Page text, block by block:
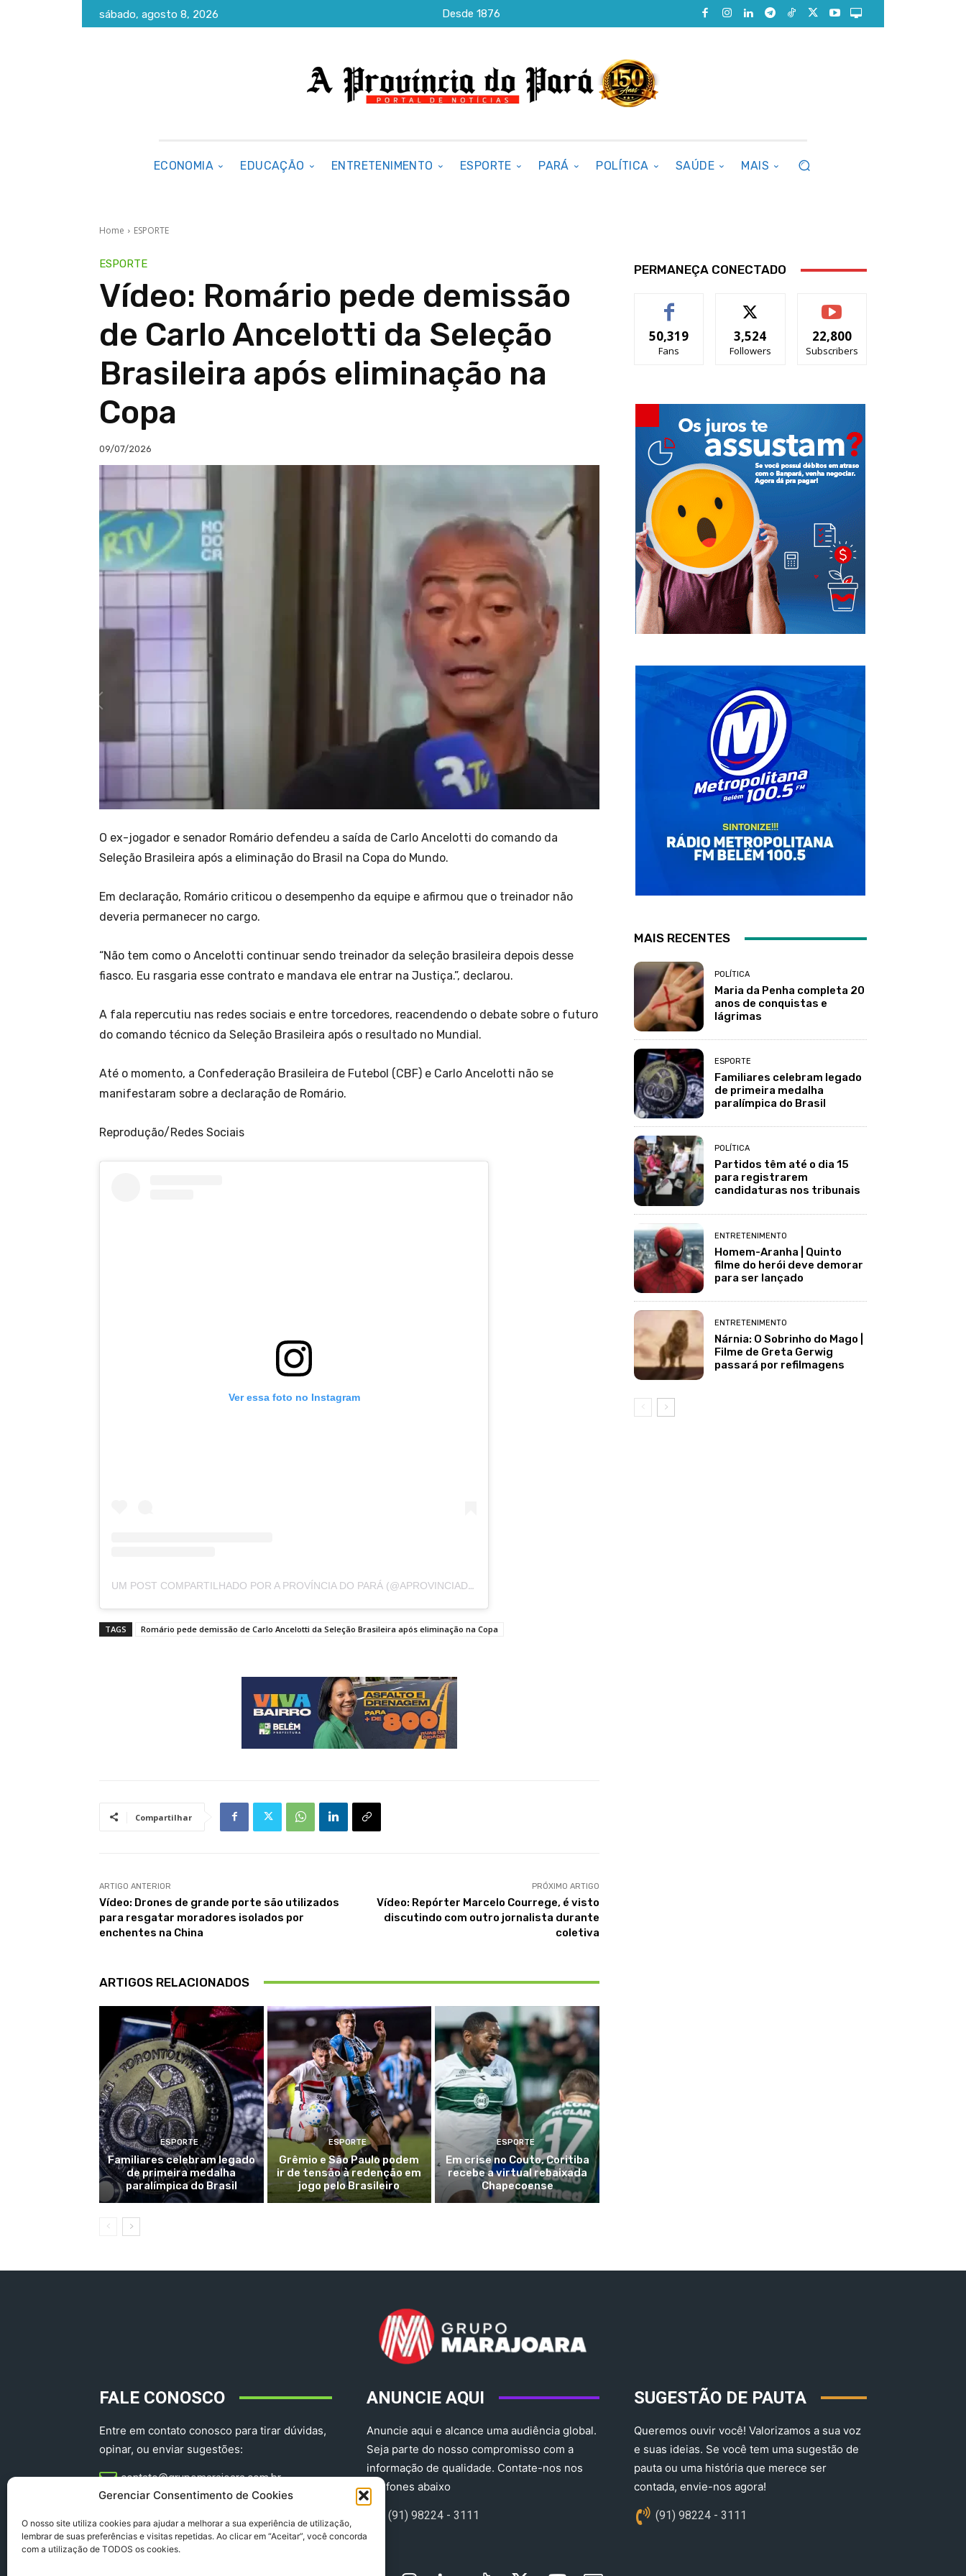
Gerenciar Consentimento de Cookies
O nosso site utiliza cookies para ajudar a melhorar a sua experiência de utilização,
lembrar de suas preferências e visitas repetidas. Ao clicar em “Aceitar”, você concorda
com a utilização de TODOS os cookies.
sábado, agosto 8, 2026 Desde 1876
ECONOMIA EDUCAÇÃO ENTRETENIMENTO ESPORTE PARÁ POLÍTICA SAÚDE MAIS
Home ESPORTE
ESPORTE
Vídeo: Romário pede demissão
de Carlo Ancelotti da Seleção
Brasileira após eliminação na
Copa
09/07/2026
O ex-jogador e senador Romário defendeu a saída de Carlo Ancelotti do comando da
Seleção Brasileira após a eliminação do Brasil na Copa do Mundo.
Em declaração, Romário criticou o desempenho da equipe e afirmou que o treinador não
deveria permanecer no cargo.
“Não tem como o Ancelotti continuar sendo treinador da seleção brasileira depois desse
fiasco. Eu rasgaria esse contrato e mandava ele entrar na Justiça.”, declarou.
A fala repercutiu nas redes sociais e entre torcedores, reacendendo o debate sobre o futuro
do comando técnico da Seleção Brasileira após o resultado no Mundial.
Até o momento, a Confederação Brasileira de Futebol (CBF) e Carlo Ancelotti não se
manifestaram sobre a declaração de Romário.
Reprodução/Redes Sociais
Ver essa foto no Instagram
UM POST COMPARTILHADO POR A PROVÍNCIA DO PARÁ (@APROVINCIADOPARA)
TAGS Romário pede demissão de Carlo Ancelotti da Seleção Brasileira após eliminação na Copa
Compartilhar
ARTIGO ANTERIOR
Vídeo: Drones de grande porte são utilizados
para resgatar moradores isolados por
enchentes na China
PRÓXIMO ARTIGO
Vídeo: Repórter Marcelo Courrege, é visto
discutindo com outro jornalista durante
coletiva
ARTIGOS RELACIONADOS
ESPORTE
Familiares celebram legado
de primeira medalha
paralímpica do Brasil
ESPORTE
Grêmio e São Paulo podem
ir de tensão à redenção em
jogo pelo Brasileiro
ESPORTE
Em crise no Couto, Coritiba
recebe a virtual rebaixada
Chapecoense
PERMANEÇA CONECTADO
50,319
Fans
3,524
Followers
22,800
Subscribers
MAIS RECENTES
POLÍTICA
Maria da Penha completa 20
anos de conquistas e
lágrimas
ESPORTE
Familiares celebram legado
de primeira medalha
paralímpica do Brasil
POLÍTICA
Partidos têm até o dia 15
para registrarem
candidaturas nos tribunais
ENTRETENIMENTO
Homem-Aranha | Quinto
filme do herói deve demorar
para ser lançado
ENTRETENIMENTO
Nárnia: O Sobrinho do Mago |
Filme de Greta Gerwig
passará por refilmagens
FALE CONOSCO
Entre em contato conosco para tirar dúvidas,
opinar, ou enviar sugestões:
contato@grupomarajoara.com.br
ANUNCIE AQUI
Anuncie aqui e alcance uma audiência global.
Seja parte do nosso compromisso com a
informação de qualidade. Contate-nos nos
telefones abaixo
(91) 98224 - 3111
SUGESTÃO DE PAUTA
Queremos ouvir você! Valorizamos a sua voz
e suas ideias. Se você tem uma sugestão de
pauta ou uma história que merece ser
contada, envie-nos agora!
(91) 98224 - 3111